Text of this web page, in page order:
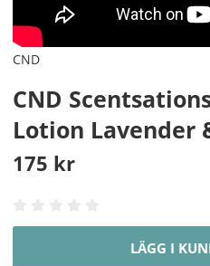
CND
CND
Lotion Lavender
175 kr
LÄGG I